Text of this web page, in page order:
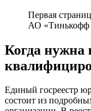
Первая
АО «Тинькофф
Когда нужна
Единый госреестр
состоит из